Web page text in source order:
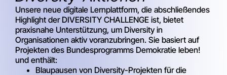
Unsere neue digitale Lernplattform, die abschließendes
Highlight der DIVERSITY CHALLENGE ist, bietet
praxisnahe Unterstützung, um Diversity in
Organisationen aktiv voranzubringen. Sie basiert auf
Projekten des Bundesprogramms Demokratie leben!
und enthält:
Blaupausen von Diversity-Projekten für die